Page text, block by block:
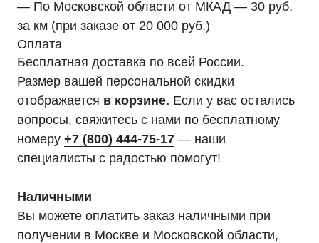
— По Московской области от МКАД — 30 руб.
за км (при заказе от 20 000 руб.)
Оплата
Бесплатная доставка по всей России.
Размер вашей персональной скидки
отображается в корзине. Если у вас остались
вопросы, свяжитесь с нами по бесплатному
номеру +7 (800) 444-75-17 — наши
специалисты с радостью помогут!
Наличными
Вы можете оплатить заказ наличными при
получении в Москве и Московской области,